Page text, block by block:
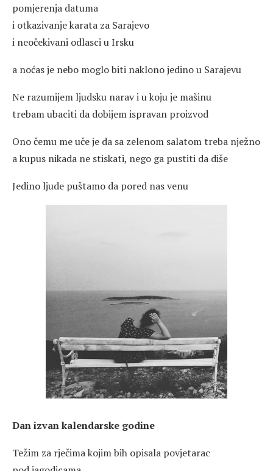
pomjerenja datuma
i otkazivanje karata za Sarajevo
i neočekivani odlasci u Irsku
a noćas je nebo moglo biti naklono jedino u Sarajevu
Ne razumijem ljudsku narav i u koju je mašinu
trebam ubaciti da dobijem ispravan proizvod
Ono čemu me uče je da sa zelenom salatom treba nježno
a kupus nikada ne stiskati, nego ga pustiti da diše
Jedino ljude puštamo da pored nas venu
Dan izvan kalendarske godine
Težim za rječima kojim bih opisala povjetarac